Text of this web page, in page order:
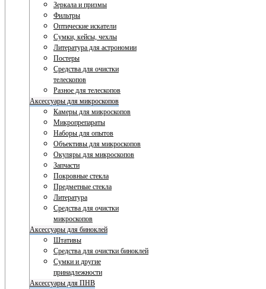
Зеркала и призмы
Фильтры
Оптические искатели
Сумки, кейсы, чехлы
Литература для астрономии
Постеры
Средства для очистки
телескопов
Разное для телескопов
Аксессуары для микроскопов
Камеры для микроскопов
Микропрепараты
Наборы для опытов
Объективы для микроскопов
Окуляры для микроскопов
Запчасти
Покровные стекла
Предметные стекла
Литература
Средства для очистки
микроскопов
Аксессуары для биноклей
Штативы
Средства для очистки биноклей
Сумки и другие
принадлежности
Аксессуары для ПНВ